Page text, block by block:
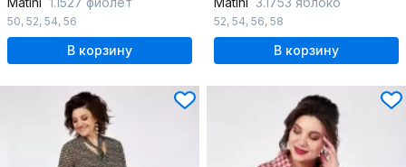
50, 52, 54, 56
В корзину
52, 54, 56, 58
В корзину